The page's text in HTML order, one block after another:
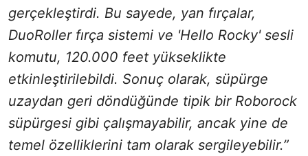
gerçekleştirdi. Bu sayede, yan fırçalar,
DuoRoller fırça sistemi ve 'Hello Rocky' sesli
komutu, 120.000 feet yükseklikte
etkinleştirilebildi. Sonuç olarak, süpürge
uzaydan geri döndüğünde tipik bir Roborock
süpürgesi gibi çalışmayabilir, ancak yine de
temel özelliklerini tam olarak sergileyebilir.”